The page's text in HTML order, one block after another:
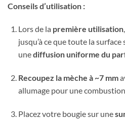
Conseils d’utilisation :
Lors de la première utilisation
jusqu’à ce que toute la
unediffusion uniforme du
Recoupez la mèche à ~7 mm
allumage pour une
Placez votre bougie sur une